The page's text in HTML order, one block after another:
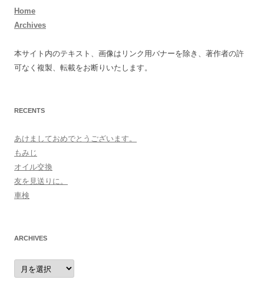
Home
Archives
本サイト内のテキスト、画像はリンク用バナーを除き、著作者の許
可なく複製、転載をお断りいたします。
RECENTS
あけましておめでとうございます。
もみじ
オイル交換
友を見送りに。
車検
ARCHIVES
archives